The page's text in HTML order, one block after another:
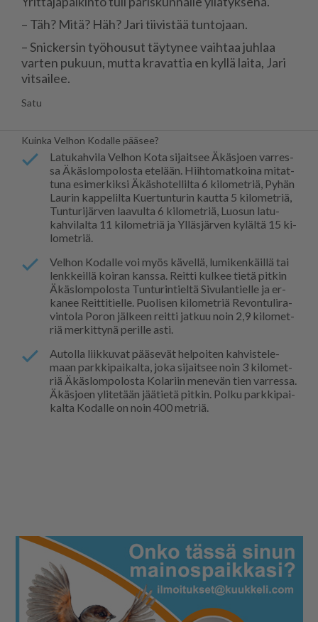
– Täh? Mitä? Häh? Jari tii­vis­tää tun­to­jaan.
– Snic­ker­sin työ­hou­sut täy­ty­nee vaih­taa juh­laa
var­ten pu­kuun, mut­ta kra­vat­tia en kyl­lä lai­ta, Jari
vit­sai­lee.
Satu
Kuin­ka Vel­hon Ko­dal­le pää­see?
La­tu­kah­vi­la Vel­hon Kota si­jait­see Äkäs­jo­en var­res­
sa Äkäs­lom­po­los­ta ete­lään. Hiih­to­mat­koi­na mi­tat­
tu­na esi­mer­kik­si Äkäs­ho­tel­lil­ta 6 ki­lo­met­riä, Py­hän
Lau­rin kap­pe­lil­ta Ku­er­tun­tu­rin kaut­ta 5 ki­lo­met­riä,
Tun­tu­ri­jär­ven laa­vul­ta 6 ki­lo­met­riä, Luo­sun la­tu­
kah­vi­lal­ta 11 ki­lo­met­riä ja Yl­läs­jär­ven ky­läl­tä 15 ki­
lo­met­riä.
Vel­hon Ko­dal­le voi myös kä­vel­lä, lu­mi­ken­käil­lä tai
lenk­keil­lä koi­ran kans­sa. Reit­ti kul­kee tie­tä pit­kin
Äkäs­lom­po­los­ta Tun­tu­rin­tiel­tä Si­vu­lan­tiel­le ja er­
ka­nee Reit­ti­tiel­le. Puo­li­sen ki­lo­met­riä Re­von­tu­li­ra­
vin­to­la Po­ron jäl­keen reit­ti jat­kuu noin 2,9 ki­lo­met­
riä mer­kit­ty­nä pe­ril­le as­ti.
Au­tol­la liik­ku­vat pää­se­vät hel­poi­ten kah­vis­te­le­
maan park­ki­pai­kal­ta, joka si­jait­see noin 3 ki­lo­met­
riä Äkäs­lom­po­los­ta Ko­la­riin me­ne­vän tien var­res­sa.
Äkäs­jo­en yli­te­tään jää­tie­tä pit­kin. Pol­ku park­ki­pai­
kal­ta Ko­dal­le on noin 400 met­riä.